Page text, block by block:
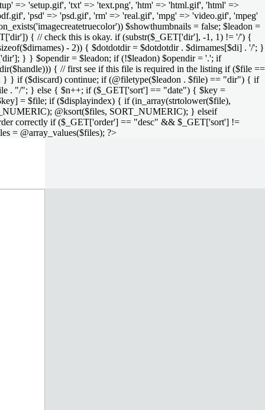
=> 'setup.gif', 'txt' => 'text.png', 'htm' => 'html.gif', 'html' =>
'psd' => 'psd.gif', 'rm' => 'real.gif', 'mpg' => 'video.gif', 'mpeg'
$showthumbnails = false; $leadon =
{ // check this is okay. if (substr($_GET['dir'], -1, 1) != '/') {
- 2)) { $dotdotdir = $dotdotdir . $dirnames[$di] . '/'; }
} } $opendir = $leadon; if (!$leadon) $opendir = '.'; if
{ // first see if this file is required in the listing if ($file ==
} } if ($discard) continue; if (@filetype($leadon . $file) == "dir") { if
. "/"; } else { $n++; if ($_GET['sort'] == "date") { $key =
= $file; if ($displayindex) { if (in_array(strtolower($file),
@ksort($files, SORT_NUMERIC); } elseif
correctly if ($_GET['order'] == "desc" && $_GET['sort'] !=
= @array_values($files); ?>